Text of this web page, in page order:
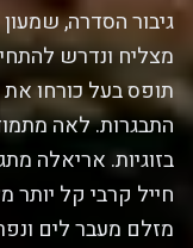
גיבור הסדרה,
מצליח ונדרש
תופס בעל כורחו
התבגרות. לאה
בזוגיות. אריאלה
חייל קרבי קל יותר
מזלם מעבר לים